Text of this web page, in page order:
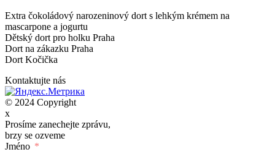
Extra čokoládový narozeninový dort s lehkým krémem na
mascarpone a jogurtu
Dětský dort pro holku Praha
Dort na zákazku Praha
Dort Kočička
Kontaktujte nás
© 2024 Copyright
x
Prosíme zanechejte zprávu,
brzy se ozveme
Jméno